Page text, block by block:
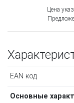
Цена
EAN код
Основные